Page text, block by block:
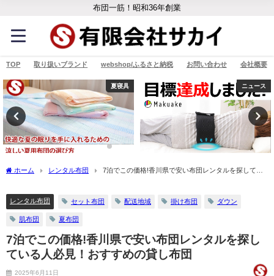
布団一筋！昭和36年創業
TOP 取り扱いブランド webshop/ふるさと納税 お問い合わせ 会社概要
夏寝具 ニュース
ホーム レンタル布団
7泊でこの価格!香川県で安い布団レンタルを探してい
レンタル布団 セット布団 配送地域 掛け布団 ダウン
肌布団 夏布団
7泊でこの価格!香川県で安い布団レンタルを探し
ている人必見！おすすめの貸し布団
2025年6月11日